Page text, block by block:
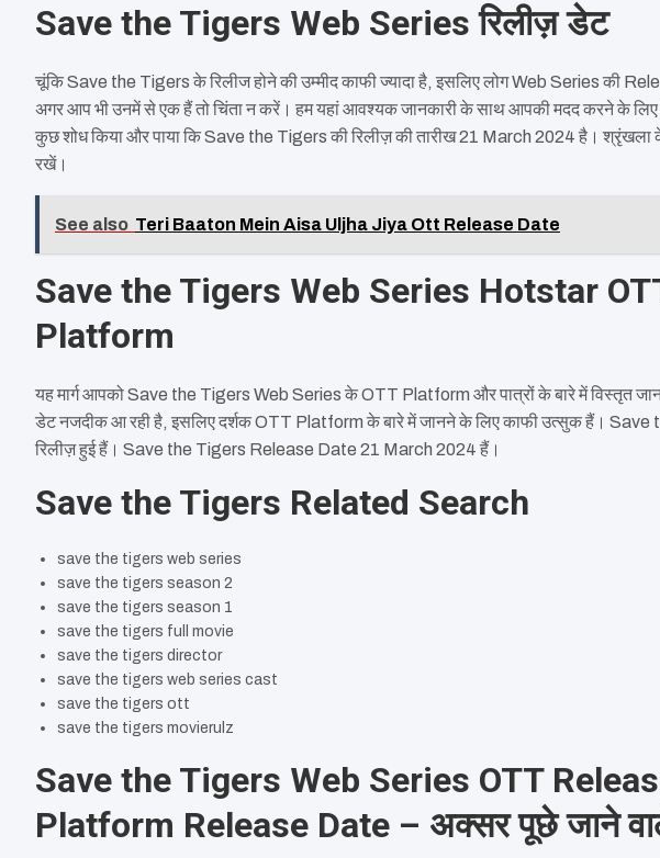
Save the Tigers Web Series रिलीज़ डेट
चूंकि Save the Tigers के रिलीज होने की उम्मीद काफी ज्यादा है, इसलिए लोग Web Series की
अगर आप भी उनमें से एक हैं तो चिंता न करें। हम यहां आवश्यक जानकारी के साथ आपकी मदद करने के
कुछ शोध किया और पाया कि Save the Tigers की रिलीज़ की तारीख 21 March 2024 है। श्रृंखला
रखें।
See also Teri Baaton Mein Aisa Uljha Jiya Ott Release Date
Save the Tigers Web Series Hotstar
Platform
यह मार्ग आपको Save the Tigers Web Series के OTT Platform और पात्रों के बारे में विस्तृत
डेट नजदीक आ रही है, इसलिए दर्शक OTT Platform के बारे में जानने के लिए काफी उत्सुक हैं।
रिलीज़ हुई हैं। Save the Tigers Release Date 21 March 2024 हैं।
Save the Tigers Related Search
save the tigers web series
save the tigers season 2
save the tigers season 1
save the tigers full movie
save the tigers director
save the tigers web series cast
save the tigers ott
save the tigers movierulz
Save the Tigers Web Series OTT
Platform Release Date – अक्सर पूछे जाने